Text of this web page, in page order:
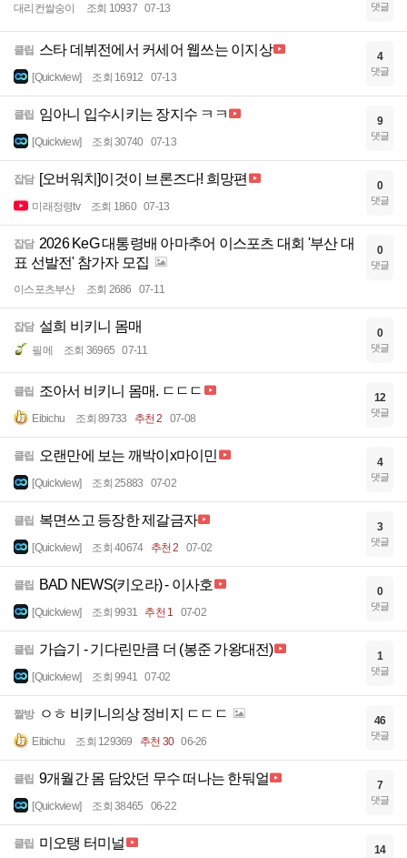
대리컨쌀숭이 조회 10937 07-13 댓글
클립 스타 데뷔전에서 커세어 웹쓰는 이지상
[Quickview] 조회 16912 07-13
4
댓글
클립 임아니 입수시키는 장지수 ㅋㅋ
[Quickview] 조회 30740 07-13
9
댓글
잡담 [오버워치]이것이 브론즈다! 희망편
미래정령tv 조회 1860 07-13
0
댓글
잡담 2026 KeG 대통령배 아마추어 이스포츠 대회 '부산 대
표 선발전' 참가자 모집
이스포츠부산 조회 2686 07-11
0
댓글
잡담 설희 비키니 몸매
필메 조회 36965 07-11
0
댓글
클립 조아서 비키니 몸매. ㄷㄷㄷ
Eibichu 조회 89733 추천 2 07-08
12
댓글
클립 오랜만에 보는 깨박이x마이민
[Quickview] 조회 25883 07-02
4
댓글
클립 복면쓰고 등장한 제갈금자
[Quickview] 조회 40674 추천 2 07-02
3
댓글
클립 BAD NEWS(키오라) - 이사호
[Quickview] 조회 9931 추천 1 07-02
0
댓글
클립 가습기 - 기다린만큼 더 (봉준 가왕대전)
[Quickview] 조회 9941 07-02
1
댓글
짤방 ㅇㅎ 비키니의상 정비지 ㄷㄷㄷ
Eibichu 조회 129369 추천 30 06-26
46
댓글
클립 9개월간 몸 담았던 무수 떠나는 한둬얼
[Quickview] 조회 38465 06-22
7
댓글
클립 미오탱 터미널 14